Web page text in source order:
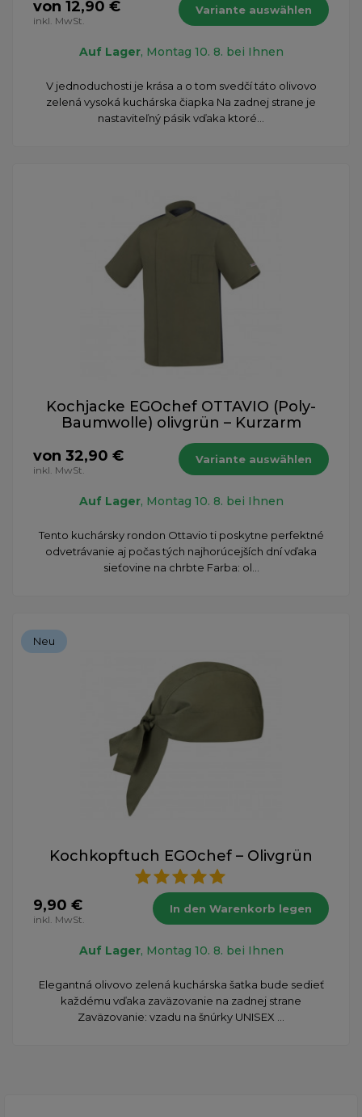
von 12,90 €
inkl. MwSt.
Variante auswählen
Auf Lager, Montag 10. 8. bei Ihnen
​V jednoduchosti je krása a o tom svedčí táto olivovo
zelená vysoká kuchárska čiapka Na zadnej strane je
nastaviteľný pásik vďaka ktoré...
Kochjacke EGOchef OTTAVIO (Poly-
Baumwolle) olivgrün – Kurzarm
von 32,90 €
inkl. MwSt.
Variante auswählen
Auf Lager, Montag 10. 8. bei Ihnen
​Tento kuchársky rondon Ottavio ti poskytne perfektné
odvetrávanie aj počas tých najhorúcejších dní vďaka
sieťovine na chrbte Farba: ol...
Neu
Kochkopftuch EGOchef – Olivgrün
9,90 €
inkl. MwSt.
In den Warenkorb legen
Auf Lager, Montag 10. 8. bei Ihnen
​Elegantná olivovo zelená kuchárska šatka bude sedieť
každému vďaka zaväzovanie na zadnej strane
Zaväzovanie: vzadu na šnúrky UNISEX ...